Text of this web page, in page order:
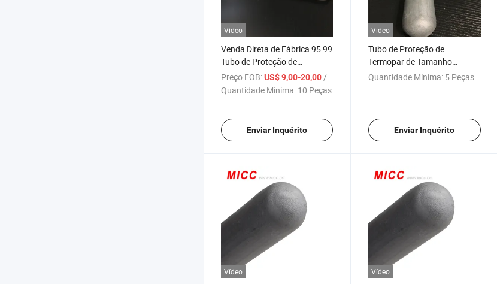
Vídeo
Venda Direta de Fábrica 95 99
Tubo de Proteção de
Termopar Industrial
Preço FOB:US$ 9,00-20,00/ Peça
Quantidade Mínima: 10 Peças
Enviar Inquérito
Vídeo
Tubo de Proteção de
Termopar de Tamanho
Personalizado
Quantidade Mínima: 5 Peças
Enviar Inquérito
Vídeo Vídeo